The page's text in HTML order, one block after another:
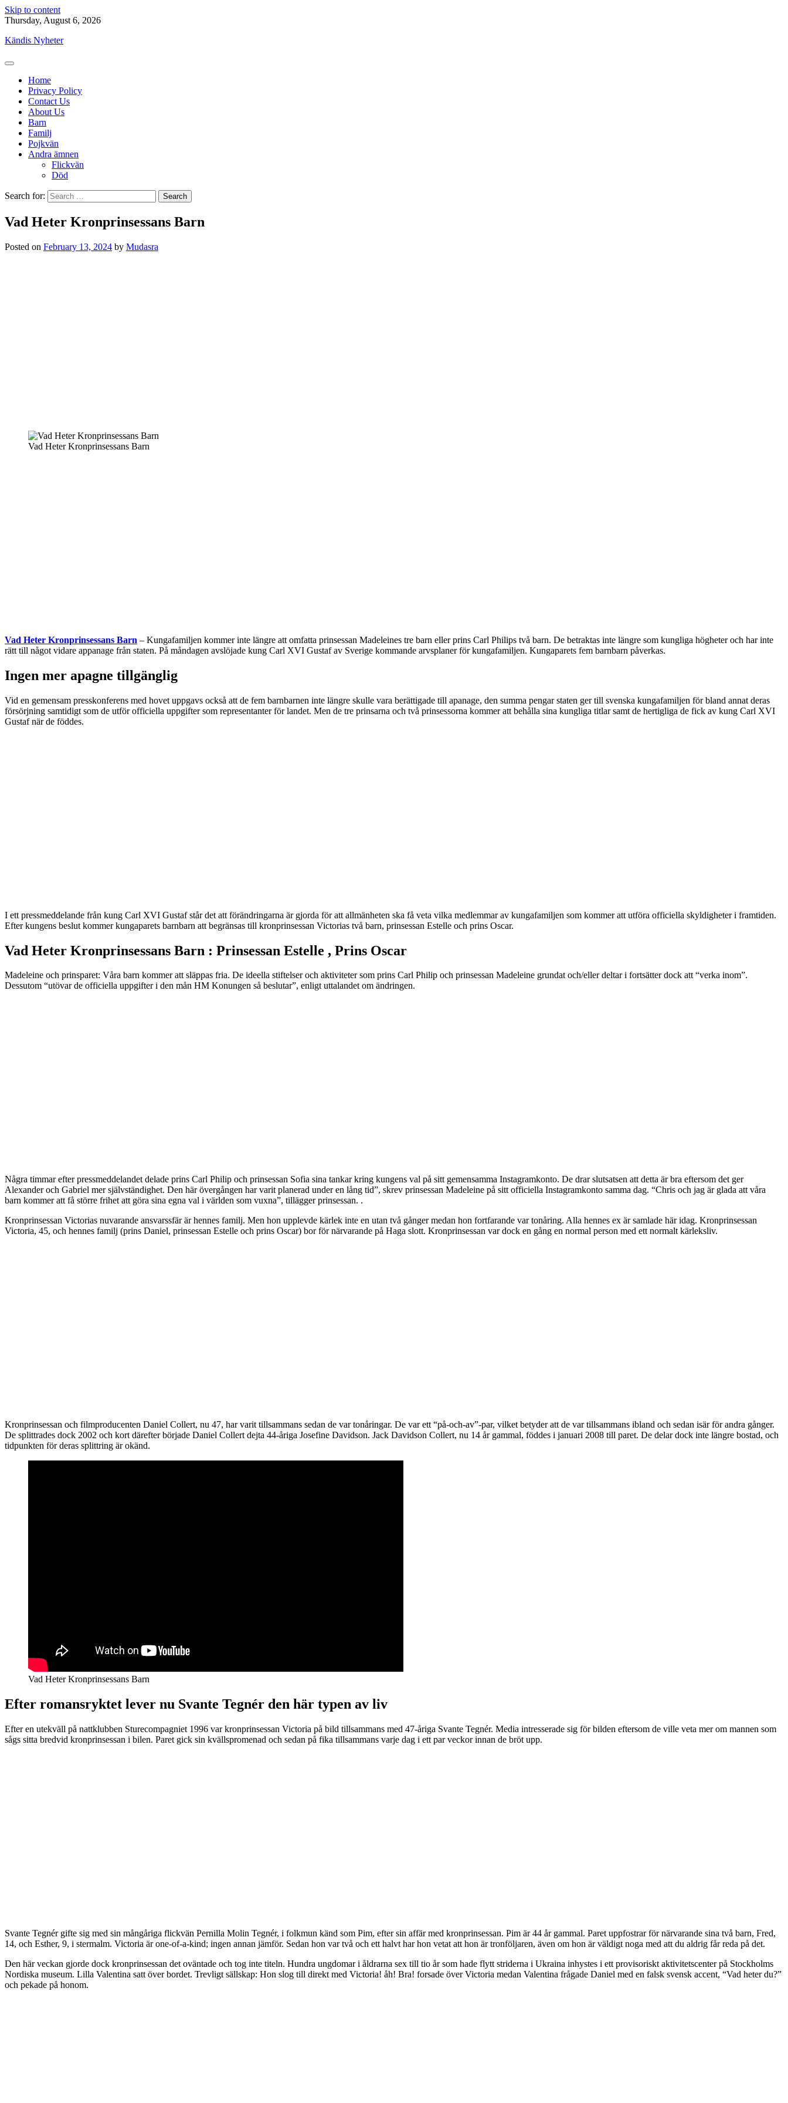
Skip to content
Thursday, August 6, 2026
Kändis Nyheter
Home
Privacy Policy
Contact Us
About Us
Barn
Familj
Pojkvän
Andra ämnen
Flickvän
Död
Search for:
Vad Heter Kronprinsessans Barn
Posted on February 13, 2024 by Mudasra
Vad Heter Kronprinsessans Barn
Vad Heter Kronprinsessans Barn – Kungafamiljen kommer inte längre att omfatta prinsessan Madeleines tre barn eller prins Carl Philips två barn. De betraktas inte längre som kungliga högheter och har inte
rätt till något vidare appanage från staten. På måndagen avslöjade kung Carl XVI Gustaf av Sverige kommande arvsplaner för kungafamiljen. Kungaparets fem barnbarn påverkas.
Ingen mer apagne tillgänglig
Vid en gemensam presskonferens med hovet uppgavs också att de fem barnbarnen inte längre skulle vara berättigade till apanage, den summa pengar staten ger till svenska kungafamiljen för bland annat deras
försörjning samtidigt som de utför officiella uppgifter som representanter för landet. Men de tre prinsarna och två prinsessorna kommer att behålla sina kungliga titlar samt de hertigliga de fick av kung Carl XVI
Gustaf när de föddes.
I ett pressmeddelande från kung Carl XVI Gustaf står det att förändringarna är gjorda för att allmänheten ska få veta vilka medlemmar av kungafamiljen som kommer att utföra officiella skyldigheter i framtiden.
Efter kungens beslut kommer kungaparets barnbarn att begränsas till kronprinsessan Victorias två barn, prinsessan Estelle och prins Oscar.
Vad Heter Kronprinsessans Barn : Prinsessan Estelle , Prins Oscar
Madeleine och prinsparet: Våra barn kommer att släppas fria. De ideella stiftelser och aktiviteter som prins Carl Philip och prinsessan Madeleine grundat och/eller deltar i fortsätter dock att “verka inom”.
Dessutom “utövar de officiella uppgifter i den mån HM Konungen så beslutar”, enligt uttalandet om ändringen.
Några timmar efter pressmeddelandet delade prins Carl Philip och prinsessan Sofia sina tankar kring kungens val på sitt gemensamma Instagramkonto. De drar slutsatsen att detta är bra eftersom det ger
Alexander och Gabriel mer självständighet. Den här övergången har varit planerad under en lång tid”, skrev prinsessan Madeleine på sitt officiella Instagramkonto samma dag. “Chris och jag är glada att våra
barn kommer att få större frihet att göra sina egna val i världen som vuxna”, tillägger prinsessan. .
Kronprinsessan Victorias nuvarande ansvarssfär är hennes familj. Men hon upplevde kärlek inte en utan två gånger medan hon fortfarande var tonåring. Alla hennes ex är samlade här idag. Kronprinsessan
Victoria, 45, och hennes familj (prins Daniel, prinsessan Estelle och prins Oscar) bor för närvarande på Haga slott. Kronprinsessan var dock en gång en normal person med ett normalt kärleksliv.
Kronprinsessan och filmproducenten Daniel Collert, nu 47, har varit tillsammans sedan de var tonåringar. De var ett “på-och-av”-par, vilket betyder att de var tillsammans ibland och sedan isär för andra gånger.
De splittrades dock 2002 och kort därefter började Daniel Collert dejta 44-åriga Josefine Davidson. Jack Davidson Collert, nu 14 år gammal, föddes i januari 2008 till paret. De delar dock inte längre bostad, och
tidpunkten för deras splittring är okänd.
Vad Heter Kronprinsessans Barn
Efter romansryktet lever nu Svante Tegnér den här typen av liv
Efter en utekväll på nattklubben Sturecompagniet 1996 var kronprinsessan Victoria på bild tillsammans med 47-åriga Svante Tegnér. Media intresserade sig för bilden eftersom de ville veta mer om mannen som
sågs sitta bredvid kronprinsessan i bilen. Paret gick sin kvällspromenad och sedan på fika tillsammans varje dag i ett par veckor innan de bröt upp.
Svante Tegnér gifte sig med sin mångåriga flickvän Pernilla Molin Tegnér, i folkmun känd som Pim, efter sin affär med kronprinsessan. Pim är 44 år gammal. Paret uppfostrar för närvarande sina två barn, Fred,
14, och Esther, 9, i stermalm. Victoria är one-of-a-kind; ingen annan jämför. Sedan hon var två och ett halvt har hon vetat att hon är tronföljaren, även om hon är väldigt noga med att du aldrig får reda på det.
Den här veckan gjorde dock kronprinsessan det oväntade och tog inte titeln. Hundra ungdomar i åldrarna sex till tio år som hade flytt striderna i Ukraina inhystes i ett provisoriskt aktivitetscenter på Stockholms
Nordiska museum. Lilla Valentina satt över bordet. Trevligt sällskap: Hon slog till direkt med Victoria! åh! Bra! forsade över Victoria medan Valentina frågade Daniel med en falsk svensk accent, “Vad heter du?”
och pekade på honom.